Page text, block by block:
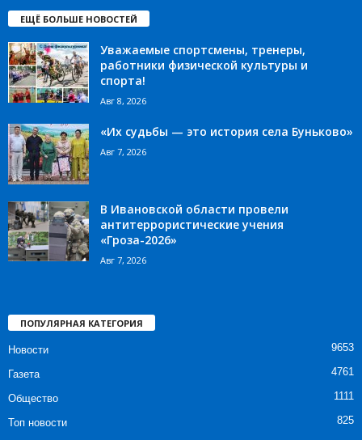
ЕЩЁ БОЛЬШЕ НОВОСТЕЙ
Уважаемые спортсмены, тренеры,
работники физической культуры и
спорта!
Авг 8, 2026
«Их судьбы — это история села Буньково»
Авг 7, 2026
В Ивановской области провели
антитеррористические учения
«Гроза-2026»
Авг 7, 2026
ПОПУЛЯРНАЯ КАТЕГОРИЯ
Новости 9653
Газета 4761
Общество 1111
Топ новости
825